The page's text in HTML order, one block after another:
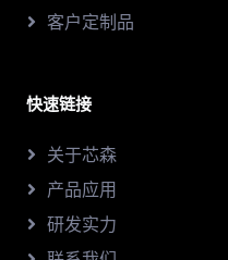
客户定制品
快速链接
关于芯森
产品应用
研发实力